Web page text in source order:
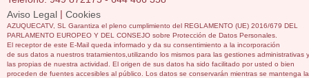
Aviso Legal | Cookies
AZUQUECATV, SL Garantiza el pleno cumplimiento del REGLAMENTO (UE) 2016/679 DEL
PARLAMENTO EUROPEO Y DEL CONSEJO sobre Protección de Datos Personales.
El receptor de este E-Mail queda informado y da su consentimiento a la incorporación
de sus datos a nuestros tratamientos,utilizando los mismos para las gestiones administrativas y
las propias de nuestra actividad. El origen de sus datos ha sido facilitado por usted o bien
proceden de fuentes accesibles al público. Los datos se conservarán mientras se mantenga la